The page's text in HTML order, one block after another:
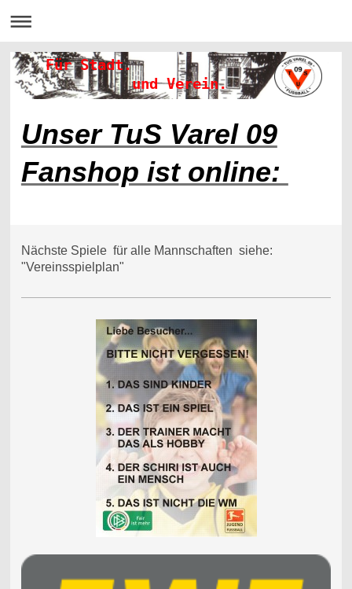
Für Stadt.
und Verein.
Unser TuS Varel 09
Fanshop ist online:
Nächste Spiele für alle Mannschaften siehe:
"Vereinsspielplan"